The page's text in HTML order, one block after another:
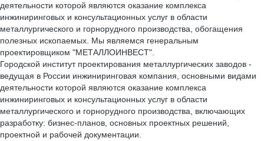
деятельности которой являются оказание комплекса
инжиниринговых и консультационных услуг в области
металлургического и горнорудного производства, обогащения
полезных ископаемых. Мы являемся генеральным
проектировщиком "МЕТАЛЛОИНВЕСТ".
Городской институт проектирования металлургических заводов -
ведущая в России инжиниринговая компания, основными видами
деятельности которой являются оказание комплекса
инжиниринговых и консультационных услуг в области
металлургического и горнорудного производства, включающих
разработку: бизнес-планов, основных проектных решений,
проектной и рабочей документации.